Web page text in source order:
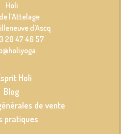
Holi
l’Attelage
d’Ascq
20 47 46 57
Holi
Blog
de vente
pratiques